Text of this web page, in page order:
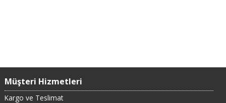
Müşteri Hizmetleri
Kargo ve Teslimat